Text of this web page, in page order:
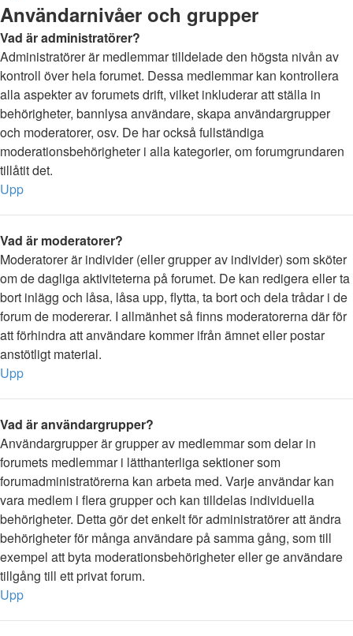
Användarnivåer och grupper
Vad är administratörer?
Administratörer är medlemmar tilldelade den högsta nivån av
kontroll över hela forumet. Dessa medlemmar kan kontrollera
alla aspekter av forumets drift, vilket inkluderar att ställa in
behörigheter, bannlysa användare, skapa användargrupper
och moderatorer, osv. De har också fullständiga
moderationsbehörigheter i alla kategorier, om forumgrundaren
tillåtit det.
Upp
Vad är moderatorer?
Moderatorer är individer (eller grupper av individer) som sköter
om de dagliga aktiviteterna på forumet. De kan redigera eller ta
bort inlägg och låsa, låsa upp, flytta, ta bort och dela trådar i de
forum de modererar. I allmänhet så finns moderatorerna där för
att förhindra att användare kommer ifrån ämnet eller postar
anstötligt material.
Upp
Vad är användargrupper?
Användargrupper är grupper av medlemmar som delar in
forumets medlemmar i lätthanterliga sektioner som
forumadministratörerna kan arbeta med. Varje användar kan
vara medlem i flera grupper och kan tilldelas individuella
behörigheter. Detta gör det enkelt för administratörer att ändra
behörigheter för många användare på samma gång, som till
exempel att byta moderationsbehörigheter eller ge användare
tillgång till ett privat forum.
Upp